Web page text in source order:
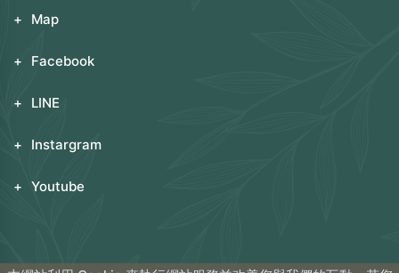
Map
Facebook
LINE
Instargram
Youtube